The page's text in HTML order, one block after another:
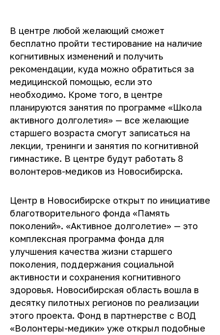
В центре любой желающий сможет
бесплатно пройти тестирование на наличие
когнитивных изменений и получить
рекомендации, куда можно обратиться за
медицинской помощью, если это
необходимо. Кроме того, в центре
планируются занятия по программе «Школа
активного долголетия» — все желающие
старшего возраста смогут записаться на
лекции, тренинги и занятия по когнитивной
гимнастике. В центре будут работать 8
волонтеров-медиков из Новосибирска.
Центр в Новосибирске открыт по инициативе
благотворительного фонда «Память
поколений». «Активное долголетие» — это
комплексная программа фонда для
улучшения качества жизни старшего
поколения, поддержания социальной
активности и сохранения когнитивного
здоровья. Новосибирская область вошла в
десятку пилотных регионов по реализации
этого проекта. Фонд в партнерстве с ВОД
«Волонтеры-медики» уже открыл подобные